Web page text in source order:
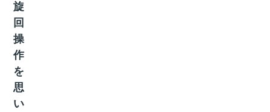
旋
回
操
作
を
思
い